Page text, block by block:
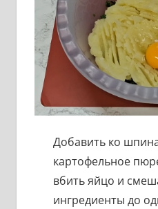
Добавить ко
картофельное
вбить яйцо и
ингредиенты до